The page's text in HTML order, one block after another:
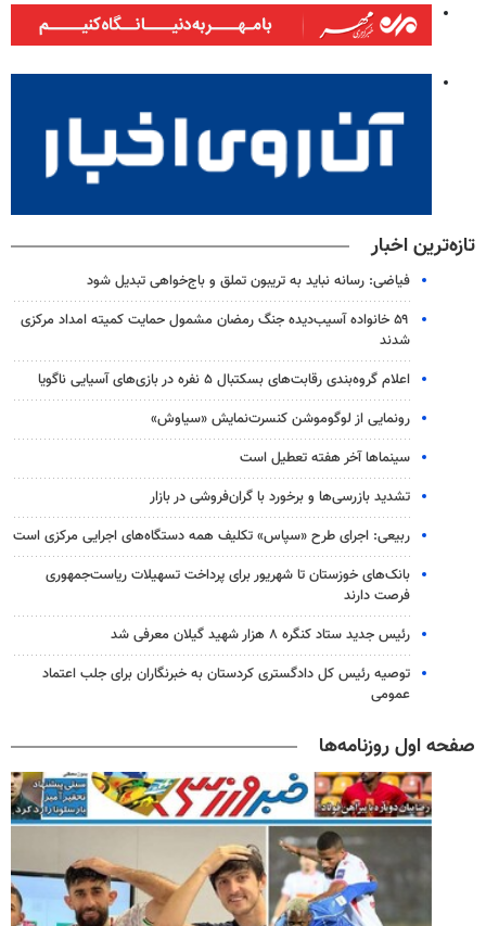
تازه‌ترین اخبار
فیاضی: رسانه نباید به تریبون تملق و باج‌خواهی تبدیل شود
۵۹ خانواده آسیب‌دیده جنگ رمضان مشمول حمایت کمیته امداد مرکزی
شدند
اعلام گروه‌بندی رقابت‌های بسکتبال ۵ نفره در بازی‌های آسیایی ناگویا
رونمایی از لوگوموشن کنسرت‌نمایش «سیاوش»
سینماها آخر هفته تعطیل است
تشدید بازرسی‌ها و برخورد با گران‌فروشی در بازار
ربیعی: اجرای طرح «سپاس» تکلیف همه دستگاه‌های اجرایی مرکزی است
بانک‌های خوزستان تا شهریور برای پرداخت تسهیلات ریاست‌جمهوری
فرصت دارند
رئیس جدید ستاد کنگره ۸ هزار شهید گیلان معرفی شد
توصیه رئیس کل دادگستری کردستان به خبرنگاران برای جلب اعتماد
عمومی
صفحه اول روزنامه‌ها